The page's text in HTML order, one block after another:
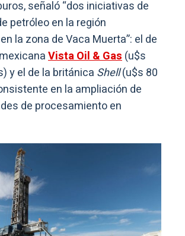
señaló “dos iniciativas de
petróleo en la región
la zona de Vaca Muerta”: el de
Vista Oil & Gas(u$s
y el de la británica Shell(u$s 80
en la ampliación de
de procesamiento en